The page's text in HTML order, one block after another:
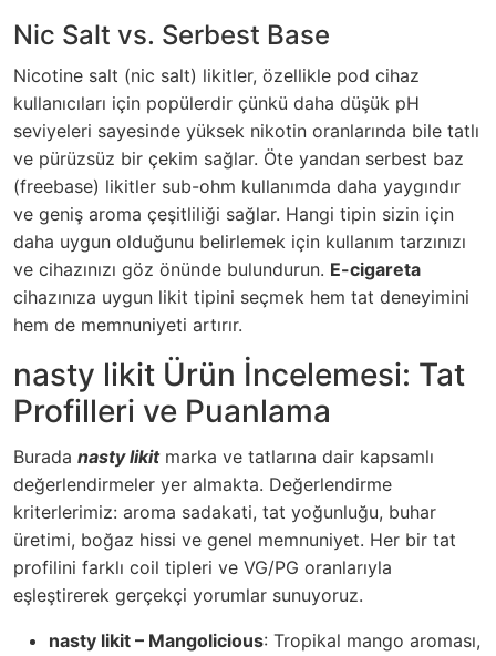
Nic Salt vs. Serbest Base
Nicotine salt (nic salt) likitler, özellikle pod cihaz
kullanıcıları için popülerdir çünkü daha düşük pH
seviyeleri sayesinde yüksek nikotin oranlarında bile tatlı
ve pürüzsüz bir çekim sağlar. Öte yandan serbest baz
(freebase) likitler sub-ohm kullanımda daha yaygındır
ve geniş aroma çeşitliliği sağlar. Hangi tipin sizin için
daha uygun olduğunu belirlemek için kullanım tarzınızı
ve cihazınızı göz önünde bulundurun. E-cigareta
cihazınıza uygun likit tipini seçmek hem tat deneyimini
hem de memnuniyeti artırır.
nasty likit Ürün İncelemesi: Tat
Profilleri ve Puanlama
Burada nasty likitmarka ve tatlarına dair kapsamlı
değerlendirmeler yer almakta. Değerlendirme
kriterlerimiz: aroma sadakati, tat yoğunluğu, buhar
üretimi, boğaz hissi ve genel memnuniyet. Her bir tat
profilini farklı coil tipleri ve VG/PG oranlarıyla
eşleştirerek gerçekçi yorumlar sunuyoruz.
nasty likit – Mangolicious: Tropikal mango aroması,